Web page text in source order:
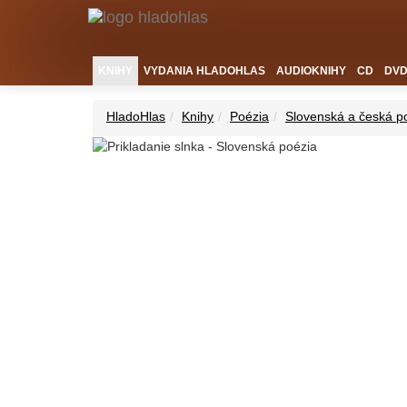
KNIHY VYDANIA HLADOHLAS AUDIOKNIHY CD DVD
HladoHlas Knihy Poézia Slovenská a česká